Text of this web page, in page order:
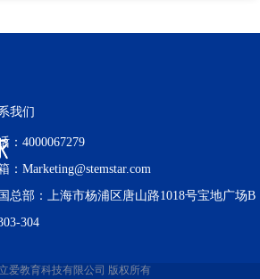
我们
：4000067279
：Marketing@stemstar.com
总部：上海市杨浦区唐山路1018号宝地广场B
304
爱教育科技有限公司 版权所有